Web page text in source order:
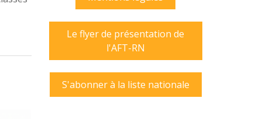
Le flyer de présentation de
l'AFT-RN
S'abonner à la liste nationale